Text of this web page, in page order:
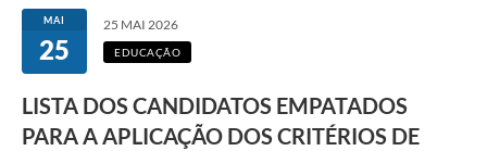
MAI
25
25 MAI 2026
EDUCAÇÃO
LISTA DOS CANDIDATOS EMPATADOS
PARA A APLICAÇÃO DOS CRITÉRIOS DE